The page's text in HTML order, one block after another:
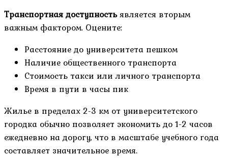
Транспортная доступностьявляется вторым
важным фактором. Оцените:
Расстояние до университета пешком
Наличие общественного транспорта
Стоимость такси или личного транспорта
Время в пути в часы пик
Жилье в пределах 2-3 км от университетского
городка обычно позволяет экономить до 1-2 часов
ежедневно на дорогу, что в масштабе учебного года
составляет значительное время.